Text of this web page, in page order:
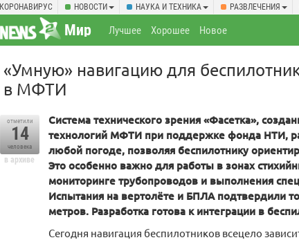
КОРОНАВИРУС НОВОСТИ НАУКА И ТЕХНИКА РАЗВЛЕЧЕНИЯ
Мир Лучшее Хорошее Новое
«Умную» навигацию для
в МФТИ
отметили
14
человека
в архиве
Система технического зрения «Фасетка»,
технологий МФТИ при поддержке фонда НТИ,
любой погоде, позволяя беспилотнику
Это особенно важно для работы в зонах
мониторинге трубопроводов и выполнения
Испытания на вертолёте и БПЛА подтвердили
метров. Разработка готова к интеграции в
Сегодня навигация беспилотников всецело